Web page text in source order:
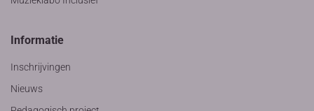
Informatie
Inschrijvingen
Nieuws